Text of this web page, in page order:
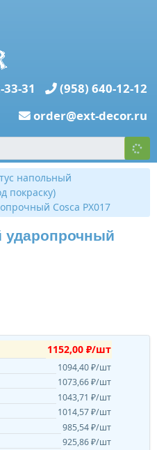
31
(958) 640-12-12
order@ext-decor.ru
напольный
покраску)
Cosca PX017
ударопрочный
1152,00 ₽/шт
1094,40 ₽/шт
1073,66 ₽/шт
1043,71 ₽/шт
1014,57 ₽/шт
985,54 ₽/шт
925,86 ₽/шт